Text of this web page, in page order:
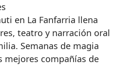
en La Fanfarria llena
teatro y narración oral
Semanas de magia
mejores compañías de